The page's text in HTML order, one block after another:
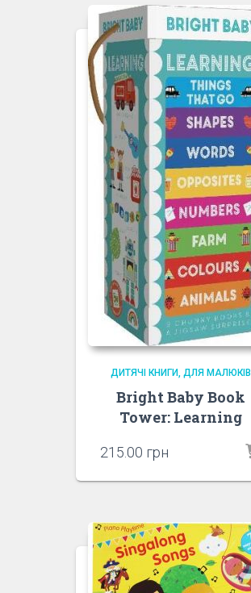
ДИТЯЧІ КНИГИ ДЛЯ МАЛЮКІВ
Bright Baby Book
Tower: Learning
215.00 грн